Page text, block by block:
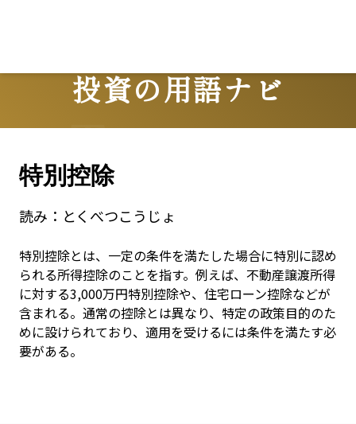
投資の用語ナビ
Terms
特別控除
読み： とくべつこうじょ
特別控除とは、一定の条件を満たした場合に特別に認め
られる所得控除のことを指す。例えば、不動産譲渡所得
に対する3,000万円特別控除や、住宅ローン控除などが
含まれる。通常の控除とは異なり、特定の政策目的のた
めに設けられており、適用を受けるには条件を満たす必
要がある。